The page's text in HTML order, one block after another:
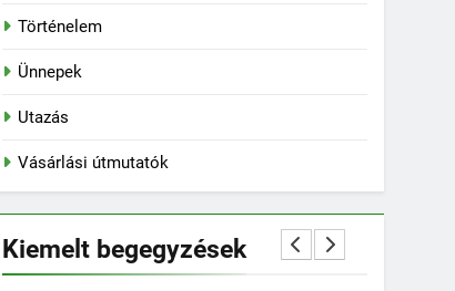
Történelem
Ünnepek
Utazás
Vásárlási útmutatók
Kiemelt begegyzések